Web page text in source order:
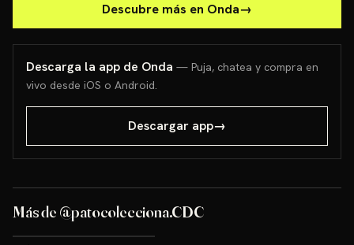
Descubre más en Onda→
Descarga la app de Onda — Puja, chatea y compra en
vivo desde iOS o Android.
Descargar app→
Más de @patocolecciona.CDC